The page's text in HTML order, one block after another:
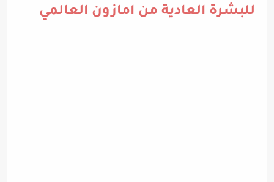
للبشرة العادية من امازون العالمي